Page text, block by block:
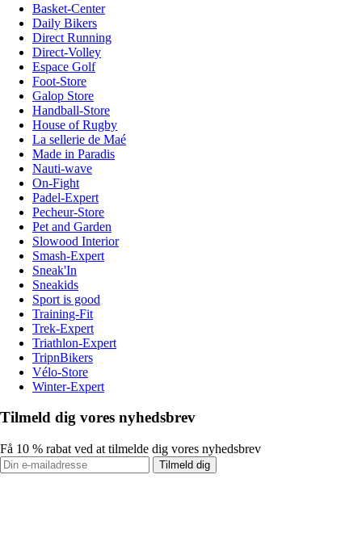
Basket-Center
Daily Bikers
Direct Running
Direct-Volley
Espace Golf
Foot-Store
Galop Store
Handball-Store
House of Rugby
La sellerie de Maé
Made in Paradis
Nauti-wave
On-Fight
Padel-Expert
Pecheur-Store
Pet and Garden
Slowood Interior
Smash-Expert
Sneak'In
Sneakids
Sport is good
Training-Fit
Trek-Expert
Triathlon-Expert
TripnBikers
Vélo-Store
Winter-Expert
Tilmeld dig vores nyhedsbrev
Få 10 % rabat ved at tilmelde dig vores nyhedsbrev
Tilmeld dig